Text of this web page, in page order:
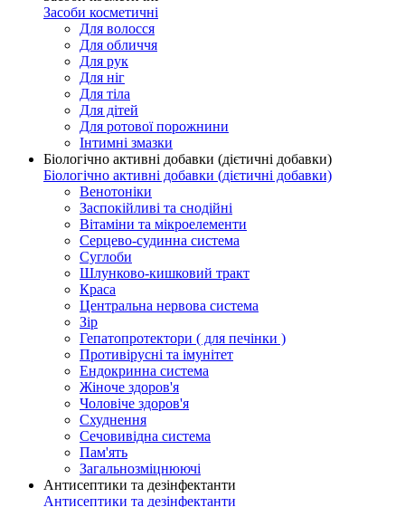
Засоби косметичні
Для волосся
Для обличчя
Для рук
Для ніг
Для тіла
Для дітей
Для ротової порожнини
Інтимні змазки
Біологічно активні добавки (дієтичні добавки)
Біологічно активні добавки (дієтичні добавки)
Венотоніки
Заспокійливі та снодійні
Вітаміни та мікроелементи
Серцево-судинна система
Суглоби
Шлунково-кишковий тракт
Краса
Центральна нервова система
Зір
Гепатопротектори ( для печінки )
Противірусні та імунітет
Ендокринна система
Жіноче здоров'я
Чоловіче здоров'я
Схуднення
Сечовивідна система
Пам'ять
Загальнозміцнюючі
Антисептики та дезінфектанти
Антисептики та дезінфектанти